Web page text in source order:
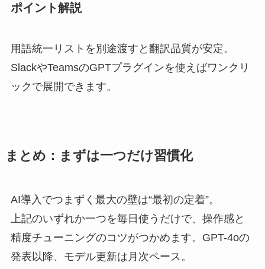
ポイント解説
用語統一リストを別途渡すと翻訳品質が安定。
SlackやTeamsのGPTプラグインを使えばワンクリ
ックで展開できます。
まとめ：まずは一つだけ習慣化
AI導入でつまずく最大の壁は“最初の定着”。
上記のいずれか一つを毎日使うだけで、操作感と
精度チューニングのコツがつかめます。GPT-4oの
発表以降、モデル更新は月次ペース。